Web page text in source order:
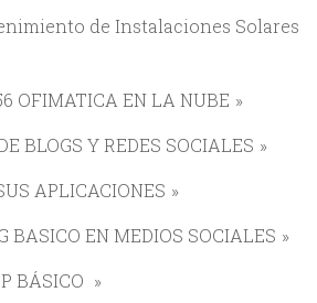
de Instalaciones Solares
OFIMATICA EN LA NUBE
BLOGS Y REDES SOCIALES
APLICACIONES
BASICO EN MEDIOS SOCIALES
BÁSICO